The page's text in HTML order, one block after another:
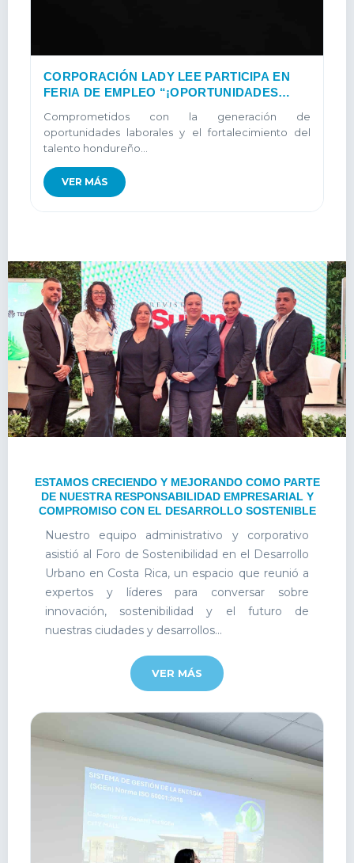
CORPORACIÓN LADY LEE PARTICIPA EN
FERIA DE EMPLEO “¡OPORTUNIDADES
Comprometidos con la generación de
oportunidades laborales y el fortalecimiento del
talento hondureño...
VER MÁS
ESTAMOS CRECIENDO Y MEJORANDO COMO PARTE
DE NUESTRA RESPONSABILIDAD EMPRESARIAL Y
COMPROMISO CON EL DESARROLLO SOSTENIBLE
Nuestro equipo administrativo y corporativo
asistió al Foro de Sostenibilidad en el Desarrollo
Urbano en Costa Rica, un espacio que reunió a
expertos y líderes para conversar sobre
innovación, sostenibilidad y el futuro de
nuestras ciudades y desarrollos...
VER MÁS